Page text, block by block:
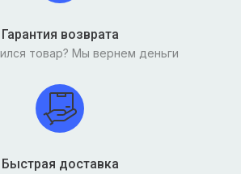
Гарантия возврата
товар? Мы вернем деньги
Быстрая доставка